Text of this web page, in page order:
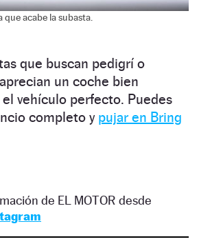
acabe la subasta.
que buscan pedigrí o
un coche bien
vehículo perfecto. Puedes
completo y pujar en Bring
de EL MOTOR desde